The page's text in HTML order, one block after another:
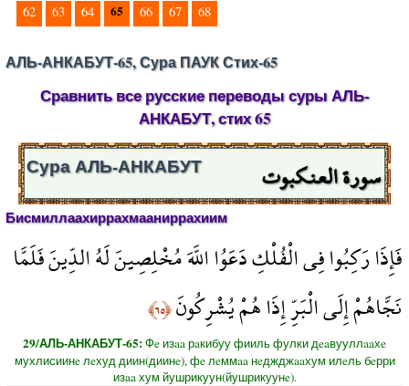
62
63 64 65 66 67 68
АЛЬ-АНКАБУТ-65, Сура ПАУК Стих-65
Сравнить все русские переводы суры АЛЬ-
АНКАБУТ, стих 65
سورة العنكبوت Сура АЛЬ-АНКАБУТ
Бисмиллаахиррахмааниррахиим
فَإِذَا رَكِبُوا فِي الْفُلْكِ دَعَوُا اللَّهَ مُخْلِصِينَ لَهُ الدِّينَ فَلَمَّا
نَجَّاهُمْ إِلَى الْبَرِّ إِذَا هُمْ يُشْرِكُونَ﴿٦٥﴾
29/АЛЬ-АНКАБУТ-65:Фe изaa рaкибуу фииль фулки дeaвууллaaхe
мухлисиинe лeхуд диин(диинe), фe лeммaa нeджджaaхум илeль бeрри
изaa хум йушрикуун(йушрикуунe).